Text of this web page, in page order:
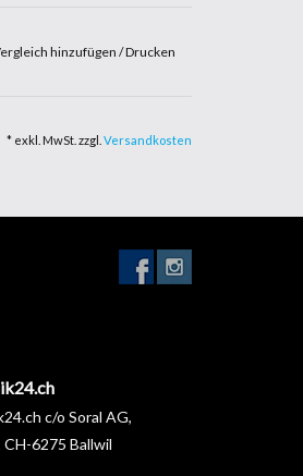
hinzufügen /Drucken
* exkl. MwSt. zzgl. Versandkosten
c/o Soral AG,
6275 Ballwil